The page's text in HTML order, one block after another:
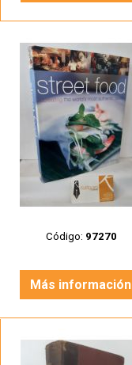
Código: 97270
Más información